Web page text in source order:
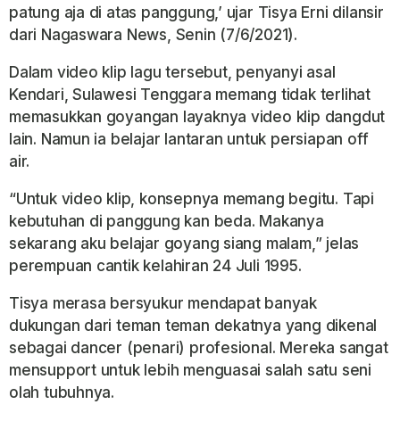
patung aja di atas panggung,’ ujar Tisya Erni dilansir
dari Nagaswara News, Senin (7/6/2021).
Dalam video klip lagu tersebut, penyanyi asal
Kendari, Sulawesi Tenggara memang tidak terlihat
memasukkan goyangan layaknya video klip dangdut
lain. Namun ia belajar lantaran untuk persiapan off
air.
“Untuk video klip, konsepnya memang begitu. Tapi
kebutuhan di panggung kan beda. Makanya
sekarang aku belajar goyang siang malam,” jelas
perempuan cantik kelahiran 24 Juli 1995.
Tisya merasa bersyukur mendapat banyak
dukungan dari teman teman dekatnya yang dikenal
sebagai dancer (penari) profesional. Mereka sangat
mensupport untuk lebih menguasai salah satu seni
olah tubuhnya.